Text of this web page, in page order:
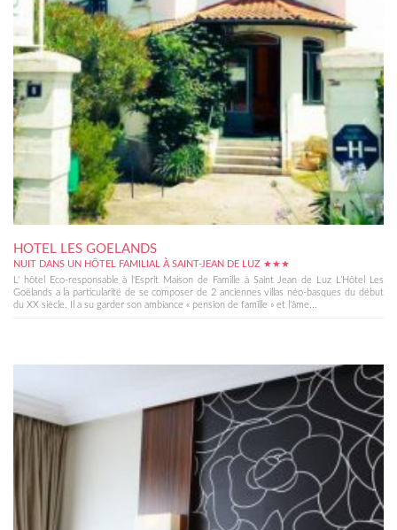
HOTEL LES GOELANDS
NUIT DANS UN HÔTEL FAMILIAL À SAINT-JEAN DE LUZ ★★★
L' hôtel Eco-responsable à l'Esprit Maison de Famille à Saint Jean de Luz L’Hôtel Les
Goëlands a la particularité de se composer de 2 anciennes villas néo-basques du début
du XX siècle. Il a su garder son ambiance « pension de famille » et l’âme...